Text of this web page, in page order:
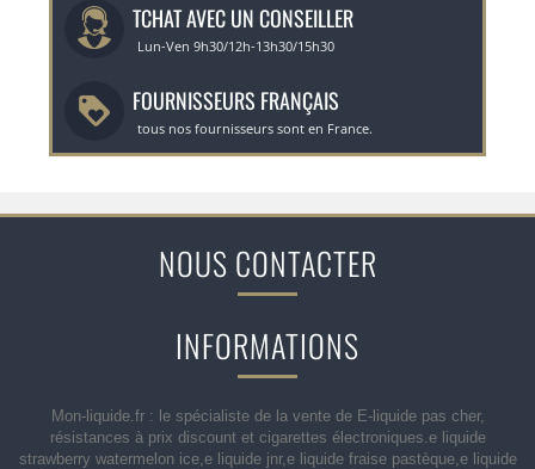
TCHAT AVEC UN CONSEILLER
Lun-Ven 9h30/12h-13h30/15h30
FOURNISSEURS FRANÇAIS
tous nos fournisseurs sont en France.
NOUS CONTACTER
INFORMATIONS
Mon-liquide.fr : le spécialiste de la vente de E-liquide pas cher,
résistances à prix discount et cigarettes électroniques.e liquide
strawberry watermelon ice,e liquide jnr,e liquide fraise pastèque,e liquide